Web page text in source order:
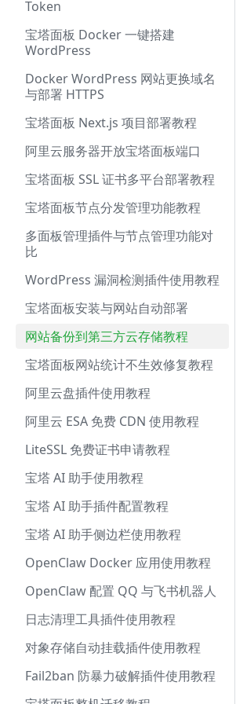
Token
宝塔面板 Docker 一键搭建
WordPress
Docker WordPress 网站更换域名
与部署 HTTPS
宝塔面板 Next.js 项目部署教程
阿里云服务器开放宝塔面板端口
宝塔面板 SSL 证书多平台部署教程
宝塔面板节点分发管理功能教程
多面板管理插件与节点管理功能对
比
WordPress 漏洞检测插件使用教程
宝塔面板安装与网站自动部署
网站备份到第三方云存储教程
宝塔面板网站统计不生效修复教程
阿里云盘插件使用教程
阿里云 ESA 免费 CDN 使用教程
LiteSSL 免费证书申请教程
宝塔 AI 助手使用教程
宝塔 AI 助手插件配置教程
宝塔 AI 助手侧边栏使用教程
OpenClaw Docker 应用使用教程
OpenClaw 配置 QQ 与飞书机器人
日志清理工具插件使用教程
对象存储自动挂载插件使用教程
Fail2ban 防暴力破解插件使用教程